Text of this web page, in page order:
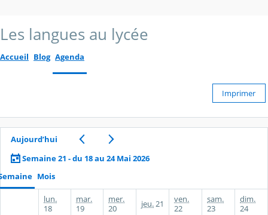
Les langues au lycée
Accueil Blog Agenda
Imprimer
Aujourd’hui
Semaine 21 - du 18 au 24 Mai 2026
Mois
lun.
18
mar.
19
mer.
20
jeu.21
ven.
22
sam.
23
dim.
24